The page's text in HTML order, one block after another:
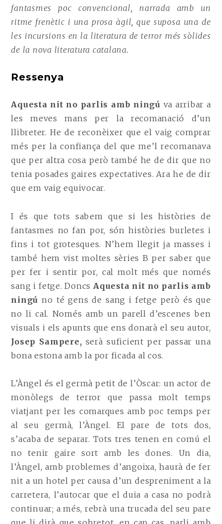
fantasmes poc convencional, narrada amb un
ritme frenètic i una prosa àgil, que suposa una de
les incursions en la literatura de terror més sòlides
de la nova literatura catalana.
Ressenya
Aquesta nit no parlis amb ningú va arribar a
les meves mans per la recomanació d’un
llibreter. He de reconèixer que el vaig comprar
més per la confiança del que me’l recomanava
que per altra cosa però també he de dir que no
tenia posades gaires expectatives. Ara he de dir
que em vaig equivocar.
I és que tots sabem que si les històries de
fantasmes no fan por, són històries burletes i
fins i tot grotesques. N’hem llegit ja masses i
també hem vist moltes sèries B per saber que
per fer i sentir por, cal molt més que només
sang i fetge. Doncs Aquesta nit no parlis amb
ningú no té gens de sang i fetge però és que
no li cal. Només amb un parell d’escenes ben
visuals i els apunts que ens donarà el seu autor,
Josep Sampere, serà suficient per passar una
bona estona amb la por ficada al cos.
L’Àngel és el germà petit de l’Òscar: un actor de
monòlegs de terror que passa molt temps
viatjant per les comarques amb poc temps per
al seu germà, l’Àngel. El pare de tots dos,
s’acaba de separar. Tots tres tenen en comú el
no tenir gaire sort amb les dones. Un dia,
l’Àngel, amb problemes d’angoixa, haurà de fer
nit a un hotel per causa d’un despreniment a la
carretera, l’autocar que el duia a casa no podrà
continuar; a més, rebrà una trucada del seu pare